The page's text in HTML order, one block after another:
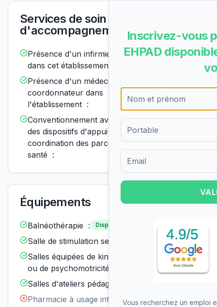
Services de soin et
d'accompagnement
Présence d'un infirmier de nuit
dans cet établissement :
Disponible
Présence d'un médecin
coordonnateur dans
l'établissement :
Conventionnement avec un ou
des dispositifs d'appui à la
coordination des parcours de
santé :
Disponible
Équipements
Balnéothérapie : Disponible
Salle de stimulation sensorielle : Disponible
Salles équipées de kinésithérapie
ou de psychomotricité :
Disponible
Salles d'ateliers pédagogiques :
Pharmacie à usage interne : Non disponible
Inscrivez-vous
EHPAD
Formulaire d'inscription pour
Vous recherchez un emploi